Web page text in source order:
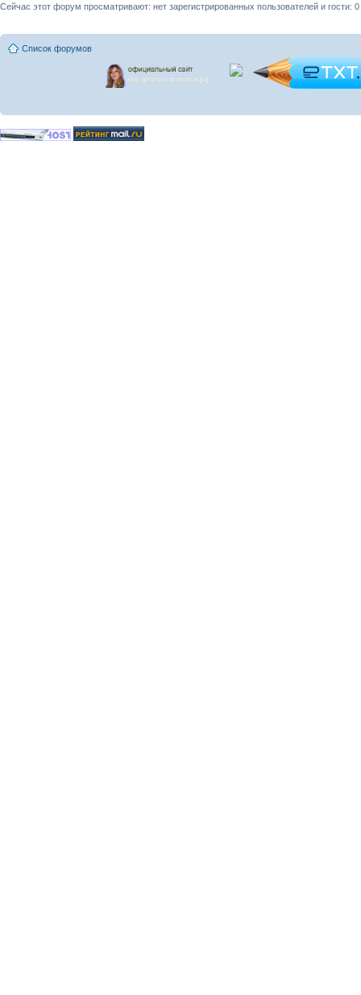
Сейчас этот форум просматривают: нет зарегистрированных пользователей и гости: 0
Список форумов